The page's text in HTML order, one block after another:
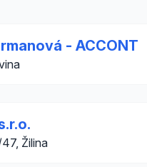
- ACCONT
Žilina